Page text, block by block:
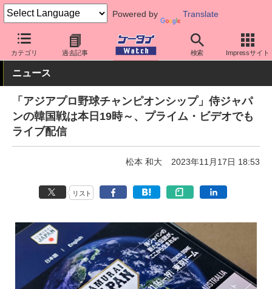
Powered by Translate
カテゴリ 過去記事 検索 Impressサイト
ケータイ Watch アプリ・サービス 動画・音楽・ゲーム
ニュース
「アジアプロ野球チャンピオンシップ」侍ジャパ
ンの韓国戦は本日19時～、プライム・ビデオでも
ライブ配信
松本 和大 2023年11月17日 18:53
リスト